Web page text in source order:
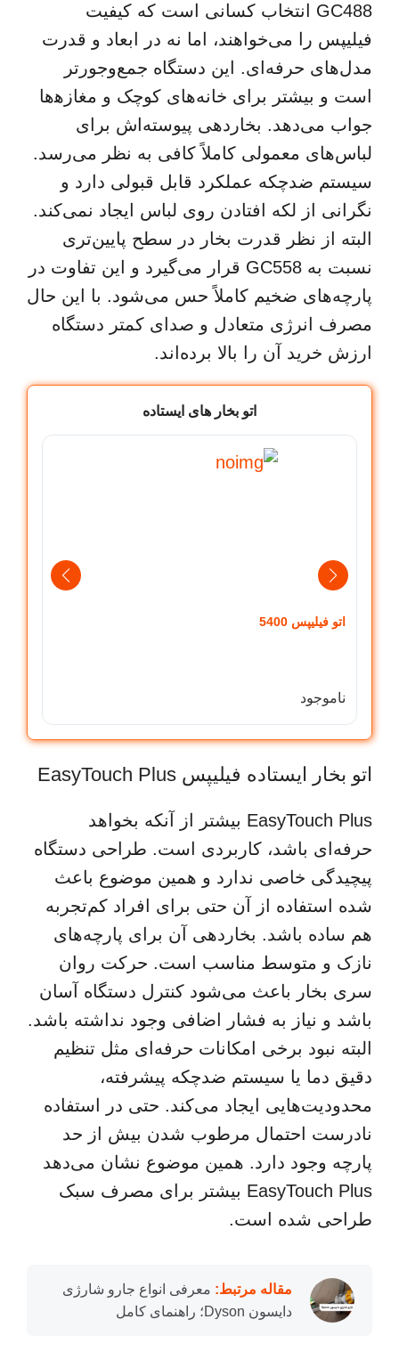
GC488 انتخاب کسانی است که کیفیت
فیلیپس را می‌خواهند، اما نه در ابعاد و قدرت
مدل‌های حرفه‌ای. این دستگاه جمع‌وجورتر
است و بیشتر برای خانه‌های کوچک و مغازه‍‌ها
جواب می‌دهد. بخاردهی پیوسته‌اش برای
لباس‌های معمولی کاملاً کافی به نظر می‌رسد.
سیستم ضدچکه عملکرد قابل قبولی دارد و
نگرانی از لکه افتادن روی لباس ایجاد نمی‌کند.
البته از نظر قدرت بخار در سطح پایین‌تری
نسبت به GC558 قرار می‌گیرد و این تفاوت در
پارچه‌های ضخیم کاملاً حس می‌شود. با این حال
مصرف انرژی متعادل و صدای کمتر دستگاه
ارزش خرید آن را بالا برده‌اند.
اتو بخار های ایستاده
اتو فیلیپس 5400
ناموجود
اتو بخار ایستاده فیلیپس EasyTouch Plus
EasyTouch Plus بیشتر از آنکه بخواهد
حرفه‌ای باشد، کاربردی است. طراحی دستگاه
پیچیدگی خاصی ندارد و همین موضوع باعث
شده استفاده از آن حتی برای افراد کم‌تجربه
هم ساده باشد. بخاردهی آن برای پارچه‌های
نازک و متوسط مناسب است. حرکت روان
سری بخار باعث می‌شود کنترل دستگاه آسان
باشد و نیاز به فشار اضافی وجود نداشته باشد.
البته نبود برخی امکانات حرفه‌ای مثل تنظیم
دقیق دما یا سیستم ضدچکه پیشرفته،
محدودیت‌هایی ایجاد می‌کند. حتی در استفاده
نادرست احتمال مرطوب شدن بیش از حد
پارچه وجود دارد. همین موضوع نشان می‌دهد
EasyTouch Plus بیشتر برای مصرف سبک
طراحی شده است.
مقاله مرتبط: معرفی انواع جارو شارژی
دایسون Dyson؛ راهنمای کامل